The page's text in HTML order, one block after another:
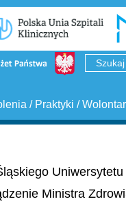
/ Praktyki /
Ministra